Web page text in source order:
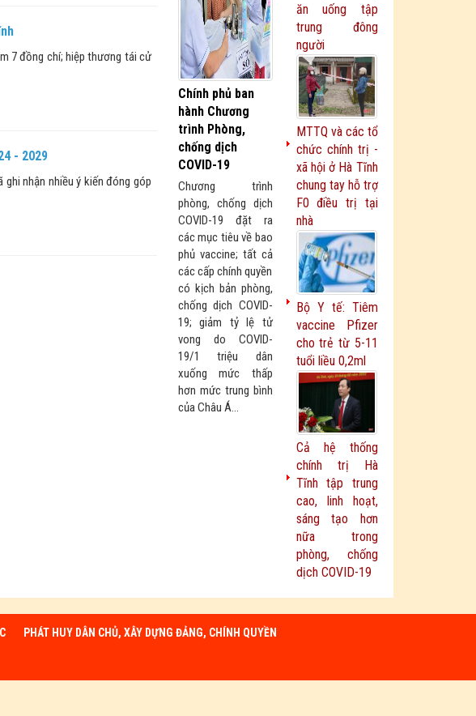
7 đồng chí; hiệp thương tái cử
- 2029
ghi nhận nhiều ý kiến đóng góp
Chính phủ ban
hành Chương
trình Phòng,
chống dịch
COVID-19
Chương trình
phòng, chống dịch
COVID-19 đặt ra
các mục tiêu về bao
phủ vaccine; tất cả
các cấp chính quyền
có kịch bản phòng,
chống dịch COVID-
19; giảm tỷ lệ tử
vong do COVID-
19/1 triệu dân
xuống mức thấp
hơn mức trung bình
của Châu Á...
ăn uống tập
trung đông
người
MTTQ và các tổ
chức chính trị -
xã hội ở Hà Tĩnh
chung tay hỗ trợ
F0 điều trị tại
nhà
Bộ Y tế: Tiêm
vaccine Pfizer
cho trẻ từ 5-11
tuổi liều 0,2ml
Cả hệ thống
chính trị Hà
Tĩnh tập trung
cao, linh hoạt,
sáng tạo hơn
nữa trong
phòng, chống
dịch COVID-19
PHÁT HUY DÂN CHỦ, XÂY DỰNG ĐẢNG, CHÍNH QUYỀN